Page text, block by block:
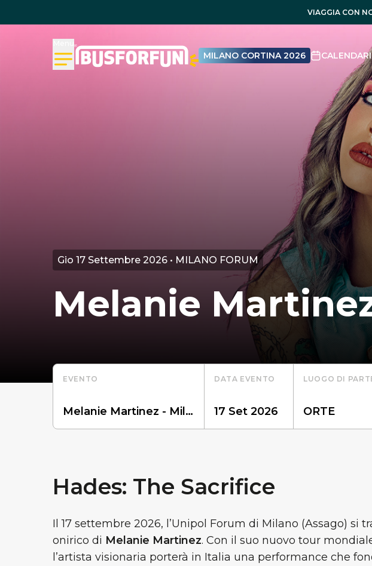
VIAGGIA CON
MILANO CORTINA 2026
Gio 17 Settembre 2026 • MILANO FORUM
Melanie
EVENTO DATA EVENTO LUOGO DI
Hades: The Sacrifice
Il 17 settembre 2026, l’Unipol Forum di Milano (Assago) si
onirico di Melanie Martinez. Con il suo nuovo tour
l’artista visionaria porterà in Italia una performance che